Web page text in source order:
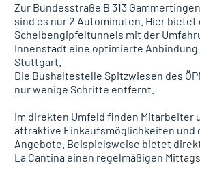
Zur Bundesstraße B 313
sind es nur 2 Autominuten. Hier bietet
Scheibengipfeltunnels mit der
Innenstadt eine optimierte Anbindung
Stuttgart.
Die Bushaltestelle Spitzwiesen des
nur wenige Schritte entfernt.
Im direkten Umfeld finden Mitarbeiter
attraktive Einkaufsmöglichkeiten und
Angebote. Beispielsweise bietet
La Cantina einen regelmäßigen